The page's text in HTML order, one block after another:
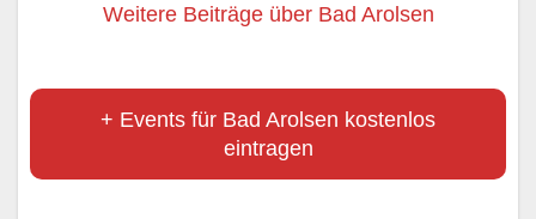
Weitere Beiträge über Bad Arolsen
+ Events für Bad Arolsen kostenlos
eintragen